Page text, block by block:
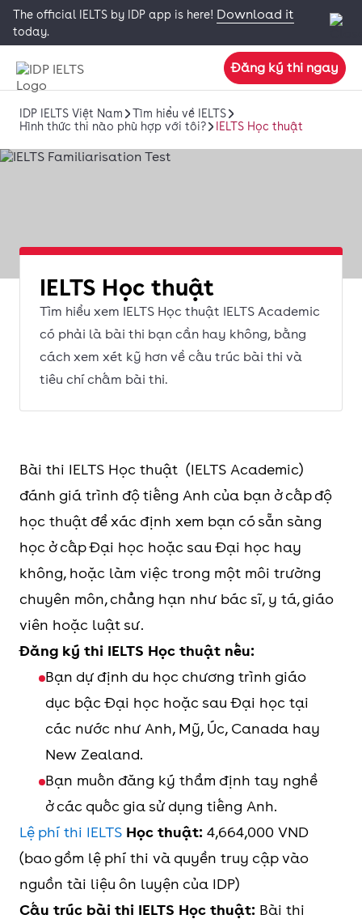
The official IELTS by IDP app is here! Download it
today.
Đăng ký thi ngay
IDP IELTS Việt Nam
Tìm hiểu về IELTS
Hình thức thi nào phù hợp với tôi?
IELTS Học thuật
IELTS Học thuật
Tìm hiểu xem IELTS Học thuật IELTS Academic
có phải là bài thi bạn cần hay không, bằng
cách xem xét kỹ hơn về cấu trúc bài thi và
tiêu chí chấm bài thi.
Bài thi IELTS Học thuật (IELTS Academic)
đánh giá trình độ tiếng Anh của bạn ở cấp độ
học thuật để xác định xem bạn có sẵn sàng
học ở cấp Đại học hoặc sau Đại học hay
không, hoặc làm việc trong một môi trường
chuyên môn, chẳng hạn như bác sĩ, y tá, giáo
viên hoặc luật sư.
Đăng ký thi IELTS Học thuật nếu:
Bạn dự định du học chương trình giáo
dục bậc Đại học hoặc sau Đại học tại
các nước như Anh, Mỹ, Úc, Canada hay
New Zealand.
Bạn muốn đăng ký thẩm định tay nghề
ở các quốc gia sử dụng tiếng Anh.
Lệ phí thi IELTS Học thuật: 4,664,000 VND
(bao gồm lệ phí thi và quyền truy cập vào
nguồn tài liệu ôn luyện của IDP)
Cấu trúc bài thi IELTS Học thuật: Bài thi